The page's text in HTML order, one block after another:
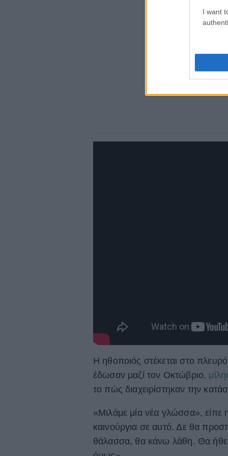
I want
Η ηθοποιός στέκεται στο
έδωσαν μαζί τον Οκτώβριο,
το πώς διαχειρίστηκαν την
«Μιλάμε μία νέα γλώσσα», είπε
καινούργια σε αυτό. Δε θα
θάλασσα, θα κάνω λάθη. Θα